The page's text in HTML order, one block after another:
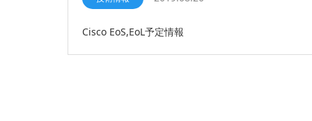
Cisco EoS,EoL予定情報